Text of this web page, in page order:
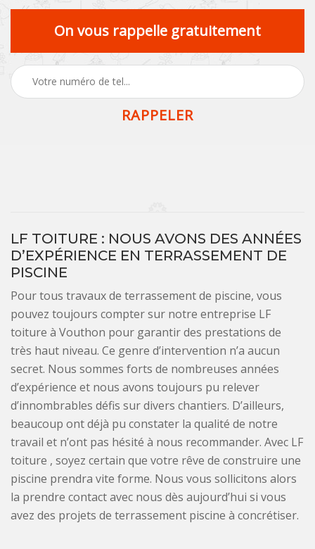
On vous rappelle gratuitement
LF TOITURE : NOUS AVONS DES ANNÉES
D’EXPÉRIENCE EN TERRASSEMENT DE
PISCINE
Pour tous travaux de terrassement de piscine, vous
pouvez toujours compter sur notre entreprise LF
toiture à Vouthon pour garantir des prestations de
très haut niveau. Ce genre d’intervention n’a aucun
secret. Nous sommes forts de nombreuses années
d’expérience et nous avons toujours pu relever
d’innombrables défis sur divers chantiers. D’ailleurs,
beaucoup ont déjà pu constater la qualité de notre
travail et n’ont pas hésité à nous recommander. Avec LF
toiture , soyez certain que votre rêve de construire une
piscine prendra vite forme. Nous vous sollicitons alors
la prendre contact avec nous dès aujourd’hui si vous
avez des projets de terrassement piscine à concrétiser.